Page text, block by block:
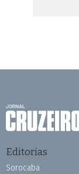
Editorias
Sorocaba